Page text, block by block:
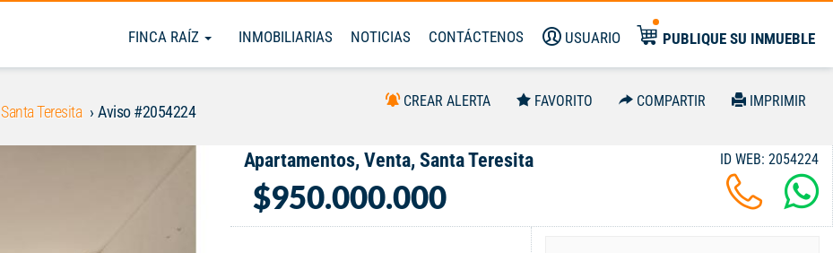
FINCA RAÍZ INMOBILIARIAS NOTICIAS CONTÁCTENOS USUARIO PUBLIQUE SU INMUEBLE
Santa Teresita Aviso #2054224
CREAR ALERTA FAVORITO COMPARTIR IMPRIMIR
Apartamentos, Venta, Santa Teresita
$950.000.000
ID WEB: 2054224